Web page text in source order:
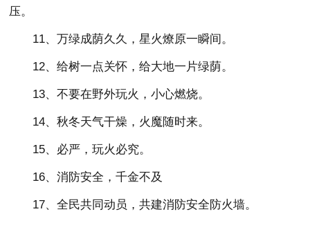
压。
11、万绿成荫久久，星火燎原一瞬间。
12、给树一点关怀，给大地一片绿荫。
13、不要在野外玩火，小心燃烧。
14、秋冬天气干燥，火魔随时来。
15、必严，玩火必究。
16、消防安全，千金不及
17、全民共同动员，共建消防安全防火墙。